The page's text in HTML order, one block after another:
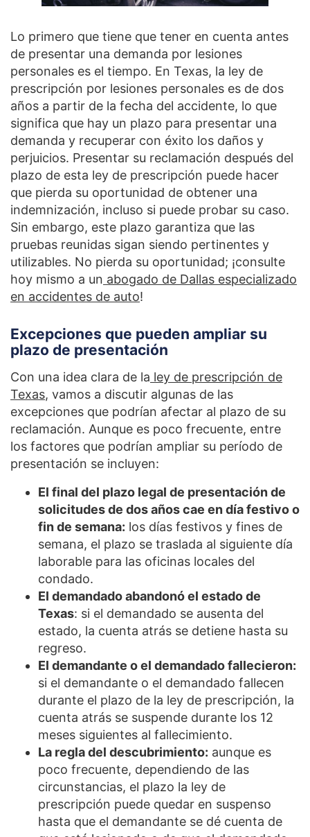
Lo primero que tiene que tener en cuenta antes
de presentar una demanda por lesiones
personales es el tiempo. En Texas, la ley de
prescripción por lesiones personales es de dos
años a partir de la fecha del accidente, lo que
significa que hay un plazo para presentar una
demanda y recuperar con éxito los daños y
perjuicios. Presentar su reclamación después del
plazo de esta ley de prescripción puede hacer
que pierda su oportunidad de obtener una
indemnización, incluso si puede probar su caso.
Sin embargo, este plazo garantiza que las
pruebas reunidas sigan siendo pertinentes y
utilizables. No pierda su oportunidad; ¡consulte
hoy mismo a un abogado de Dallas especializado
en accidentes de auto!
Excepciones que pueden ampliar su
plazo de presentación
Con una idea clara de la ley de prescripción de
Texas, vamos a discutir algunas de las
excepciones que podrían afectar al plazo de su
reclamación. Aunque es poco frecuente, entre
los factores que podrían ampliar su período de
presentación se incluyen:
El final del plazo legal de presentación de
solicitudes de dos años cae en día festivo o
fin de semana: los días festivos y fines de
semana, el plazo se traslada al siguiente día
laborable para las oficinas locales del
condado.
El demandado abandonó el estado de
Texas: si el demandado se ausenta del
estado, la cuenta atrás se detiene hasta su
regreso.
El demandante o el demandado fallecieron:
si el demandante o el demandado fallecen
durante el plazo de la ley de prescripción, la
cuenta atrás se suspende durante los 12
meses siguientes al fallecimiento.
La regla del descubrimiento: aunque es
poco frecuente, dependiendo de las
circunstancias, el plazo la ley de
prescripción puede quedar en suspenso
hasta que el demandante se dé cuenta de